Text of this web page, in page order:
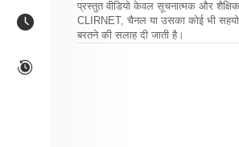
प्रस्तुत वीडियो केवल सूचनात्मक और
CLIRNET, चैनल या उसका कोई भी
बरतने की सलाह दी जाती है।